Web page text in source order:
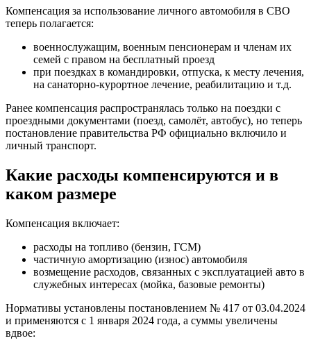
Компенсация за использование личного автомобиля в СВО
теперь полагается:
военнослужащим, военным пенсионерам и членам их
семей с правом на бесплатный проезд
при поездках в командировки, отпуска, к месту лечения,
на санаторно-курортное лечение, реабилитацию и т.д.
Ранее компенсация распространялась только на поездки с
проездными документами (поезд, самолёт, автобус), но теперь
постановление правительства РФ официально включило и
личный транспорт.
Какие расходы компенсируются и в
каком размере
Компенсация включает:
расходы на топливо (бензин, ГСМ)
частичную амортизацию (износ) автомобиля
возмещение расходов, связанных с эксплуатацией авто в
служебных интересах (мойка, базовые ремонты)
Нормативы установлены постановлением № 417 от 03.04.2024
и применяются с 1 января 2024 года, а суммы увеличены
вдвое: